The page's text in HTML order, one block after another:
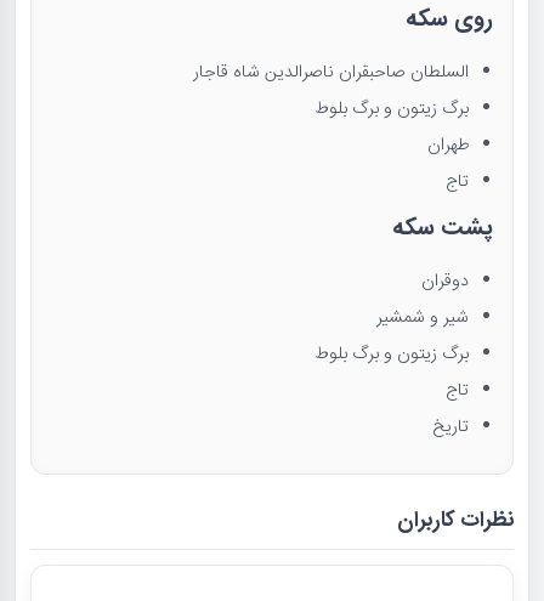
روی سکه
السلطان صاحبقران ناصرالدین شاه قاجار
برگ زیتون و برگ بلوط
طهران
تاج
پشت سکه
دوقران
شیر و شمشیر
برگ زیتون و برگ بلوط
تاج
تاریخ
نظرات کاربران